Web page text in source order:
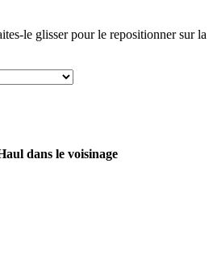
le glisser pour le repositionner sur la
dans le voisinage